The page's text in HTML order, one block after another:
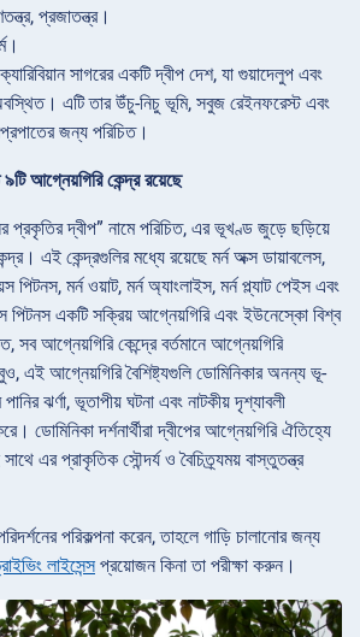
প্রজাতন্ত্র।
সাগরের একটি দ্বীপ দেশ, যা গুয়াদেলুপ এবং
অবস্থিত। এটি তার উঁচু-নিচু ভূমি, সবুজ রেইনফরেস্ট এবং
জন্য পরিচিত।
আগ্নেয়গিরি কেন্দ্র রয়েছে
প্রকৃতির দ্বীপ” নামে পরিচিত, এর ভূখণ্ড জুড়ে ছড়িয়ে
এই কেন্দ্রগুলির মধ্যে রয়েছে মর্ন অক্স ডায়াবলেস,
পিটনস, মর্ন ওয়াট, মর্ন অ্যাংলাইস, মর্ন প্ল্যাট পেইস এবং
পিটনস একটি সক্রিয় আগ্নেয়গিরি এবং ইউনেস্কো বিশ্ব
সব আগ্নেয়গিরি কেন্দ্রে বর্তমানে আগ্নেয়গিরি
এই আগ্নেয়গিরি বৈশিষ্ট্যগুলি ডোমিনিকার অনন্য ভূ-
ঝর্ণা, ভূতাপীয় ঘটনা এবং নাটকীয় দৃশ্যাবলী
ডোমিনিকা দর্শনার্থীরা দ্বীপের আগ্নেয়গিরি ঐতিহ্যে
এর প্রাকৃতিক সৌন্দর্য ও বৈচিত্র্যময় বাস্তুতন্ত্র
পরিকল্পনা করেন, তাহলে গাড়ি চালানোর জন্য
লাইসেন্সপ্রয়োজন কিনা তা পরীক্ষা করুন।